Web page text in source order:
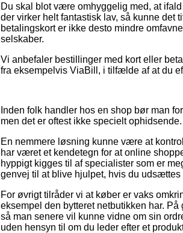
Du skal blot være omhyggelig med, at
der virker helt fantastisk lav, så kunne
betalingskort er ikke desto mindre
selskaber.
Vi anbefaler bestillinger med kort eller
fra eksempelvis ViaBill, i tilfælde af at du
Inden folk handler hos en shop bør man
men det er oftest ikke specielt ophidsende.
En nemmere løsning kunne være at
har været et kendetegn for at online
hyppigt kigges til af specialister som er
genvej til at blive hjulpet, hvis du udsættes
For øvrigt tilråder vi at køber er vaks
eksempel den bytteret netbutikken har.
så man senere vil kunne vidne om sin
uden hensyn til om du leder efter et